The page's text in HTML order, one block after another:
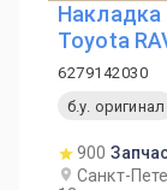
Накладка
Toyota
6279142030
б.у. оригинал
900
Санкт-